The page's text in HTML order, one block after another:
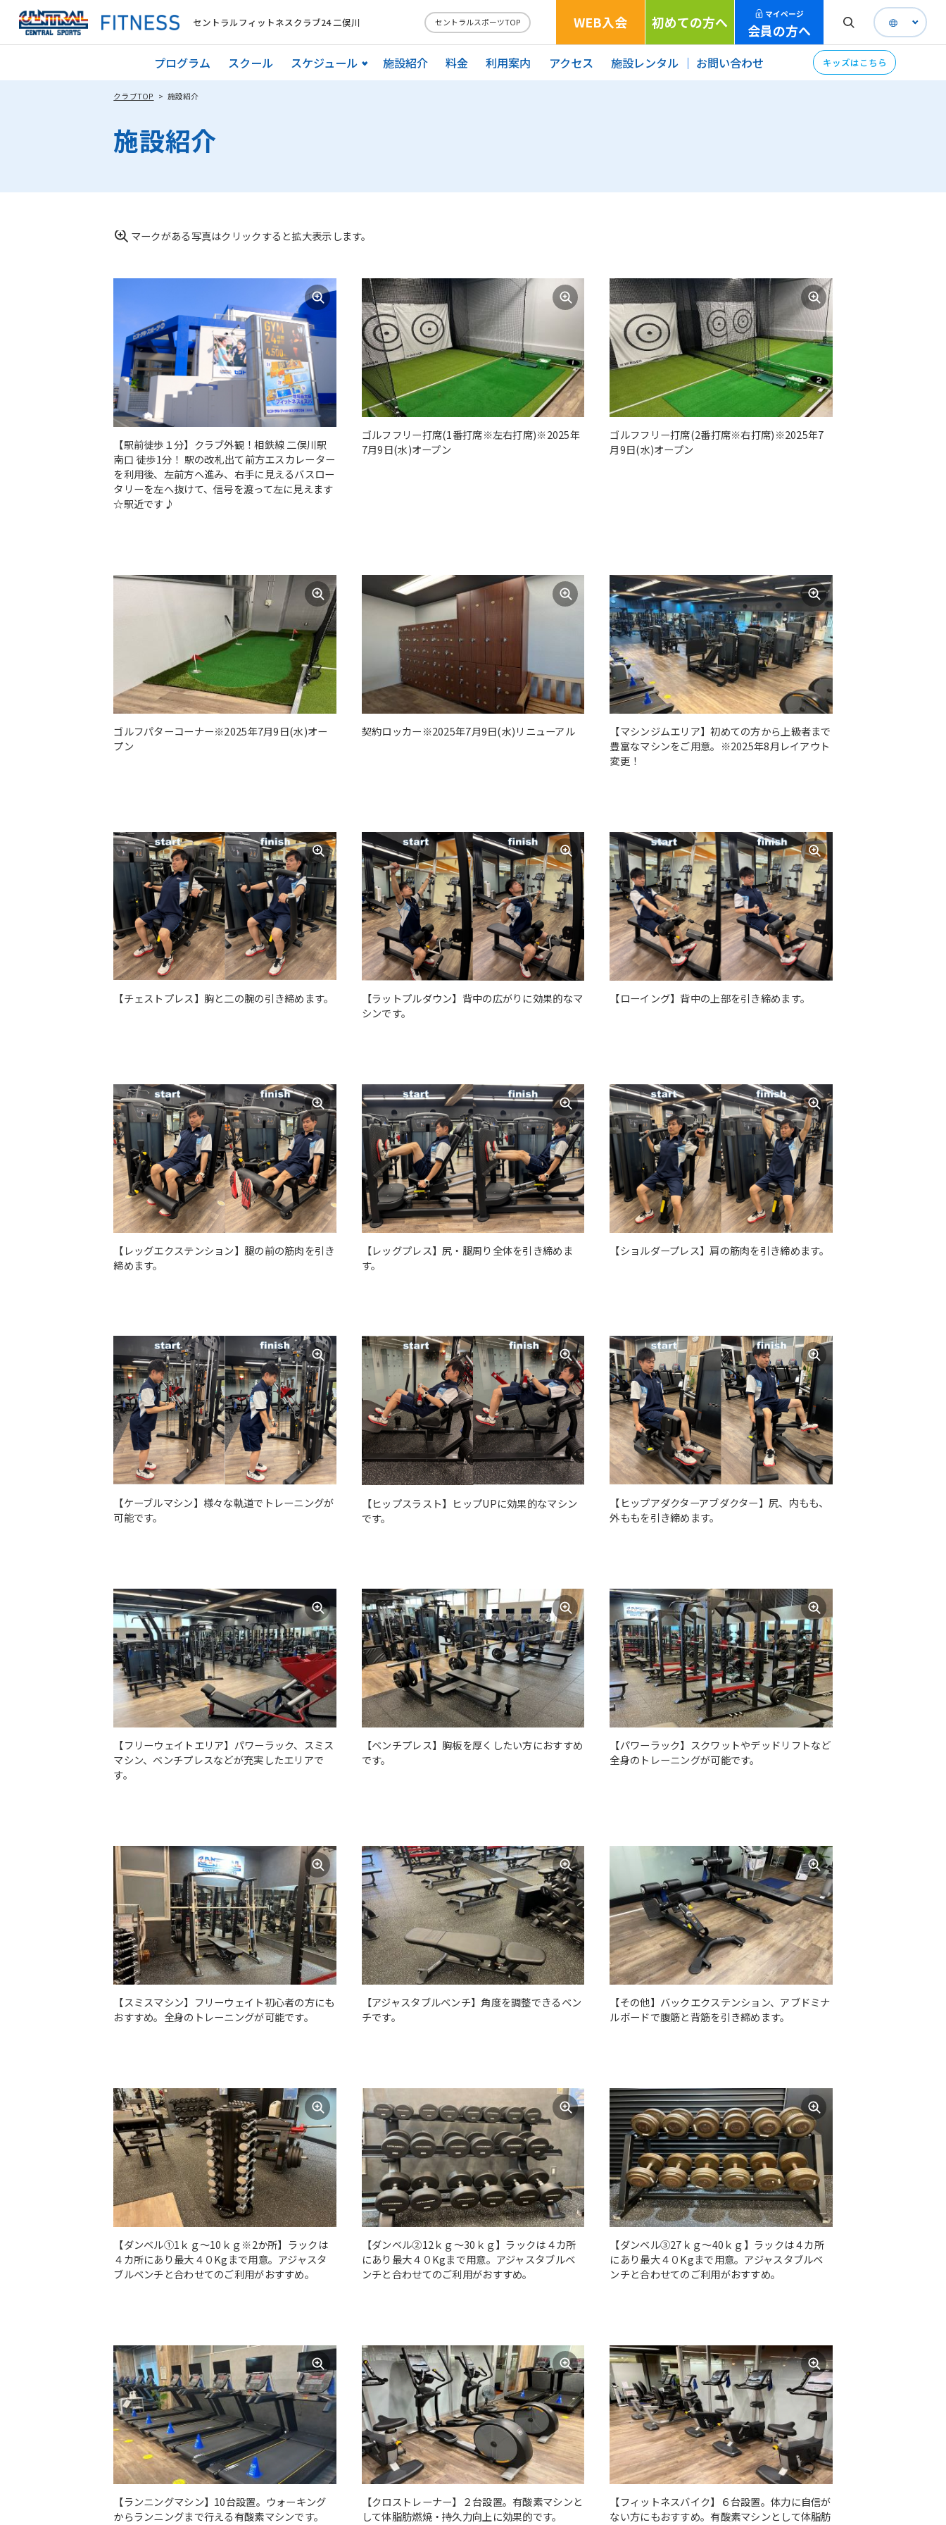
セントラルフィットネスクラブ24 二俣川 セントラルスポーツTOP WEB入会 初めての方へ マイページ
会員の方へ
プログラム スクール スケジュール 施設紹介 料金 利用案内 アクセス 施設レンタル お問い合わせ キッズはこちら
クラブTOP 施設紹介
施設紹介
マークがある写真はクリックすると拡大表示します。
【駅前徒歩１分】クラブ外観！相鉄線 二俣川駅
南口 徒歩1分！ 駅の改札出て前方エスカレーター
を利用後、左前方へ進み、右手に見えるバスロー
タリーを左へ抜けて、信号を渡って左に見えます
☆駅近です♪
ゴルフフリー打席(1番打席※左右打席)※2025年
7月9日(水)オープン
ゴルフフリー打席(2番打席※右打席)※2025年7
月9日(水)オープン
ゴルフパターコーナー※2025年7月9日(水)オー
プン
契約ロッカー※2025年7月9日(水)リニューアル
【マシンジムエリア】初めての方から上級者まで
豊富なマシンをご用意。※2025年8月レイアウト
変更！
【チェストプレス】胸と二の腕の引き締めます。
【ラットプルダウン】背中の広がりに効果的なマ
シンです。
【ローイング】背中の上部を引き締めます。
【レッグエクステンション】腿の前の筋肉を引き
締めます。
【レッグプレス】尻・腿周り全体を引き締めま
す。
【ショルダープレス】肩の筋肉を引き締めます。
【ケーブルマシン】様々な軌道でトレーニングが
可能です。
【ヒップスラスト】ヒップUPに効果的なマシン
です。
【ヒップアダクターアブダクター】尻、内もも、
外ももを引き締めます。
【フリーウェイトエリア】パワーラック、スミス
マシン、ベンチプレスなどが充実したエリアで
す。
【ベンチプレス】胸板を厚くしたい方におすすめ
です。
【パワーラック】スクワットやデッドリフトなど
全身のトレーニングが可能です。
【スミスマシン】フリーウェイト初心者の方にも
おすすめ。全身のトレーニングが可能です。
【アジャスタブルベンチ】角度を調整できるベン
チです。
【その他】バックエクステンション、アブドミナ
ルボードで腹筋と背筋を引き締めます。
【ダンベル①1ｋｇ～10ｋｇ※2か所】ラックは
４カ所にあり最大４０Kgまで用意。アジャスタ
ブルベンチと合わせてのご利用がおすすめ。
【ダンベル②12ｋｇ～30ｋｇ】ラックは４カ所
にあり最大４０Kgまで用意。アジャスタブルベ
ンチと合わせてのご利用がおすすめ。
【ダンベル③27ｋｇ～40ｋｇ】ラックは４カ所
にあり最大４０Kgまで用意。アジャスタブルベ
ンチと合わせてのご利用がおすすめ。
【ランニングマシン】10台設置。ウォーキング
からランニングまで行える有酸素マシンです。
【クロストレーナー】２台設置。有酸素マシンと
して体脂肪燃焼・持久力向上に効果的です。
【フィットネスバイク】６台設置。体力に自信が
ない方にもおすすめ。有酸素マシンとして体脂肪
For foreigners
Central Sports official website is
automatically translated into
translation service, the Japanese
version of this website will be
translated mechanically, so it may
not be an accurate translation.
The translation may differ from the
original content. We ask that you
fully understand this before using
the service.
Automatic translation start